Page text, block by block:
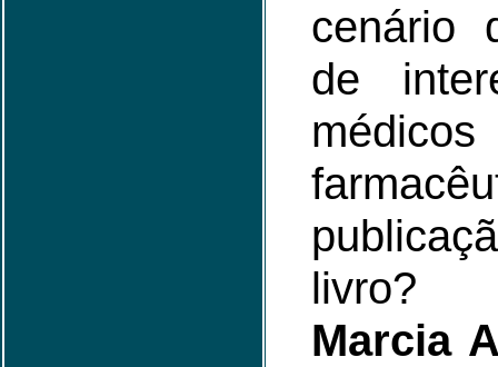
cenário
de
livro?
Marcia